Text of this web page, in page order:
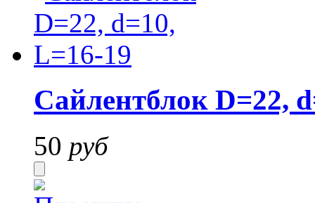
Сайлентблок D=22,
50 руб